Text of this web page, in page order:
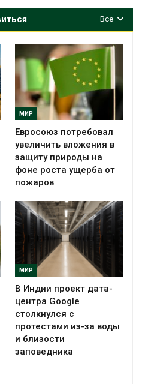
Все
МИР
Евросоюз потребовал
увеличить вложения в
защиту природы на
фоне роста ущерба от
пожаров
МИР
В Индии проект дата-
центра Google
столкнулся с
протестами из-за воды
и близости
заповедника